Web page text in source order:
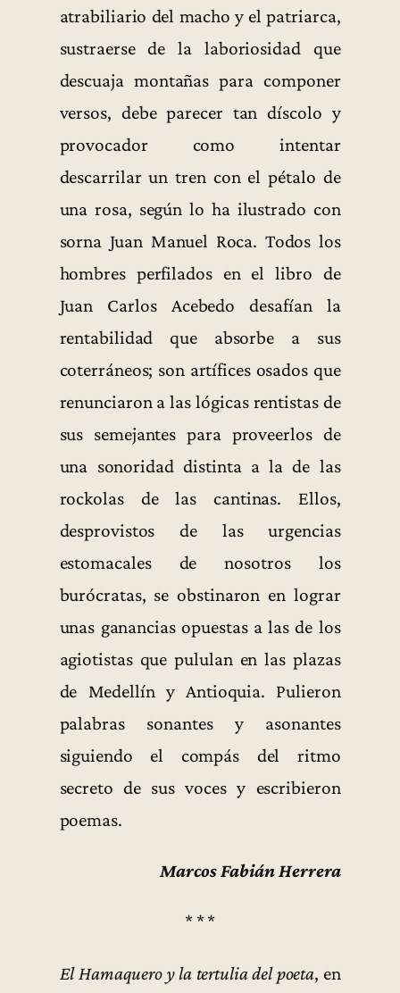
atrabiliario del macho y el patriarca,
sustraerse de la laboriosidad que
descuaja montañas para componer
versos, debe parecer tan díscolo y
provocador como intentar
descarrilar un tren con el pétalo de
una rosa, según lo ha ilustrado con
sorna Juan Manuel Roca. Todos los
hombres perfilados en el libro de
Juan Carlos Acebedo desafían la
rentabilidad que absorbe a sus
coterráneos; son artífices osados que
renunciaron a las lógicas rentistas de
sus semejantes para proveerlos de
una sonoridad distinta a la de las
rockolas de las cantinas. Ellos,
desprovistos de las urgencias
estomacales de nosotros los
burócratas, se obstinaron en lograr
unas ganancias opuestas a las de los
agiotistas que pululan en las plazas
de Medellín y Antioquia. Pulieron
palabras sonantes y asonantes
siguiendo el compás del ritmo
secreto de sus voces y escribieron
poemas.
Marcos Fabián Herrera
* * *
El Hamaquero y la tertulia del poeta, en